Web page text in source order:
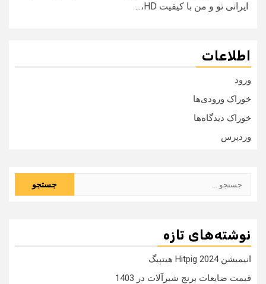
ایرانی تو و من با کیفیت HD،...
اطلاعات
ورود
خوراک ورودی‌ها
خوراک دیدگاه‌ها
وردپرس
نوشته‌های تازه
انیمیشن Hitpig 2024 هیتپیگ
قیمت ضایعات برنج شیرآلات در 1403